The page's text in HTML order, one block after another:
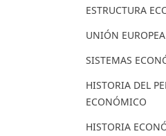
ESTRUCTURA
UNIÓN EUROPEA
SISTEMAS
HISTORIA DEL
ECONÓMICO
HISTORIA